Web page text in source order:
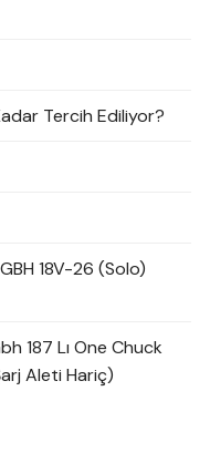
Tercih Ediliyor?
18V-26 (Solo)
187 Lı One Chuck
Aleti Hariç)